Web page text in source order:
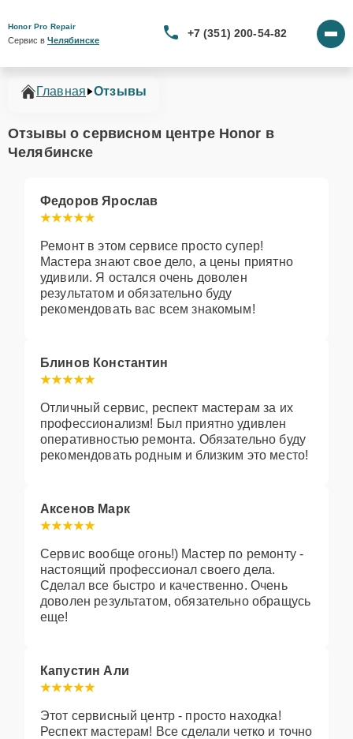
Honor Pro Repair
Сервис в Челябинске
+7 (351) 200-54-82
Главная Отзывы
Отзывы о сервисном центре Honor в
Челябинске
Федоров Ярослав
Ремонт в этом сервисе просто супер!
Мастера знают свое дело, а цены приятно
удивили. Я остался очень доволен
результатом и обязательно буду
рекомендовать вас всем знакомым!
Блинов Константин
Отличный сервис, респект мастерам за их
профессионализм! Был приятно удивлен
оперативностью ремонта. Обязательно буду
рекомендовать родным и близким это место!
Аксенов Марк
Сервис вообще огонь!) Мастер по ремонту -
настоящий профессионал своего дела.
Сделал все быстро и качественно. Очень
доволен результатом, обязательно обращусь
еще!
Капустин Али
Этот сервисный центр - просто находка!
Респект мастерам! Все сделали четко и точно